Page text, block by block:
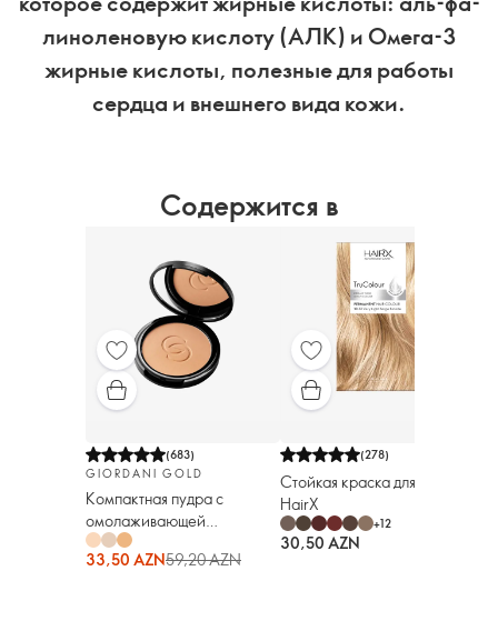
линоленовую кислоту (АЛК) и Омега-3
жирные кислоты, полезные для работы
сердца и внешнего вида кожи.
Содержится в
(683)
GIORDANI GOLD
Компактная пудра с
омолаживающей
сывороткой Giordani Gold
33,50 AZN59,20 AZN
(278)
Cтойкая краска для волос
HairX
+12
30,50 AZN